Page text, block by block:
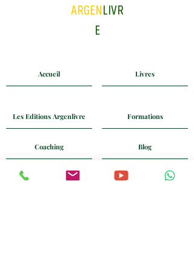
ARGENLIVR
E
Accueil Livres
Les Editions Argenlivre
Coaching
Formations
Blog
Whatsapp